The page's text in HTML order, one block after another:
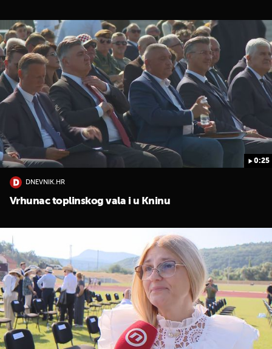
0:25
DNEVNIK.HR
Vrhunac toplinskog vala i u Kninu